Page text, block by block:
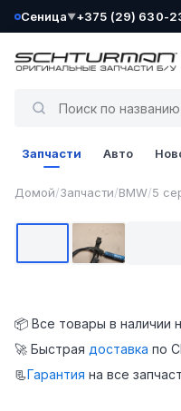
Сеница▼
Ваш склад определён как:
+375 (29) 630-
Запчасти Авто
Домой/Запчасти/BMW/5
📦 Все товары в наличии
🚀 Быстрая доставка по
📃Гарантия на все